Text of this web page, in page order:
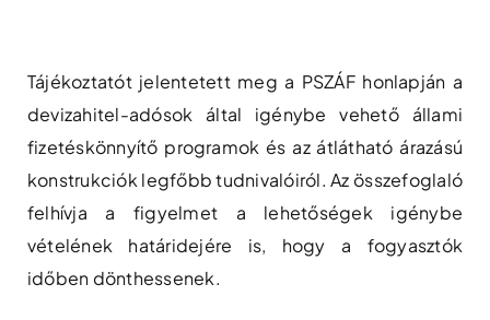
content
Tájékoztatót jelentetett meg a PSZÁF honlapján a
devizahitel-adósok által igénybe vehető állami
fizetéskönnyítő programok és az átlátható árazású
konstrukciók legfőbb tudnivalóiról. Az összefoglaló
felhívja a figyelmet a lehetőségek igénybe
vételének határidejére is, hogy a fogyasztók
időben dönthessenek.